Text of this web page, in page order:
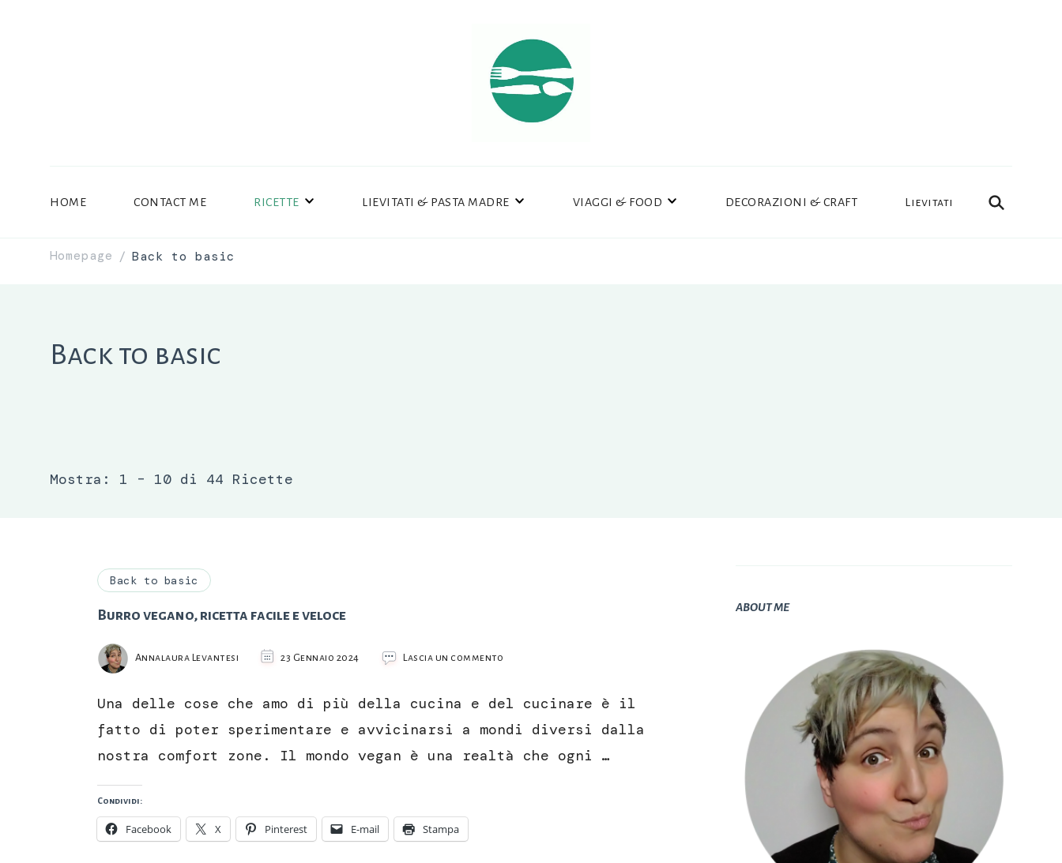
HOME CONTACT ME RICETTE LIEVITATI & PASTA MADRE VIAGGI & FOOD DECORAZIONI & CRAFT Lievitati
Homepage / Back to basic
Back to basic
Mostra: 1 – 10 di 44 Ricette
Back to basic
Burro vegano, ricetta facile e veloce
Annalaura Levantesi 23 Gennaio 2024 Lascia un commento
ricetta
facile
veloce
Una delle cose che amo di più della cucina e del cucinare è il
fatto di poter sperimentare e avvicinarsi a mondi diversi dalla
nostra comfort zone. Il mondo vegan è una realtà che ogni …
Condividi:
Facebook X Pinterest E-mail Stampa
ABOUT ME